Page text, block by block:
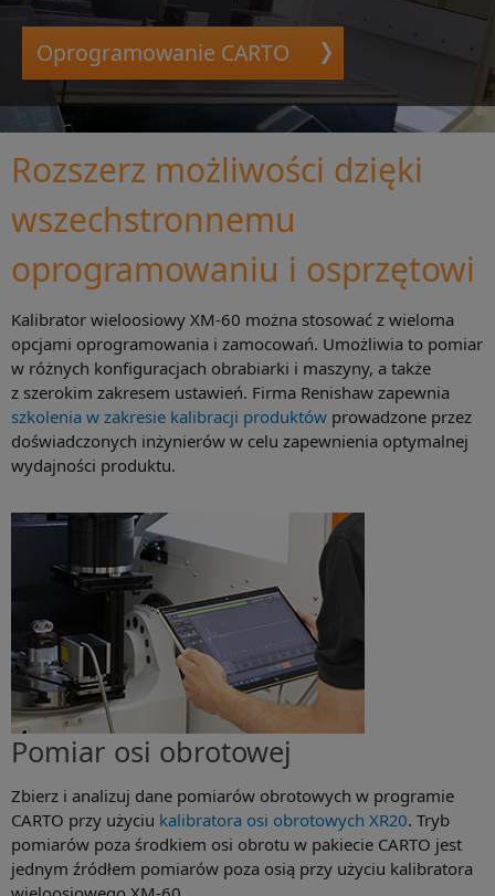
Oprogramowanie CARTO
Rozszerz możliwości dzięki
wszechstronnemu
oprogramowaniu i osprzętowi
Kalibrator wieloosiowy XM-60 można stosować z wieloma
opcjami oprogramowania i zamocowań. Umożliwia to pomiar
w różnych konfiguracjach obrabiarki i maszyny, a także
z szerokim zakresem ustawień. Firma Renishaw zapewnia
szkolenia w zakresie kalibracji produktów prowadzone przez
doświadczonych inżynierów w celu zapewnienia optymalnej
wydajności produktu.
Pomiar osi obrotowej
Zbierz i analizuj dane pomiarów obrotowych w programie
CARTO przy użyciu kalibratora osi obrotowych XR20. Tryb
pomiarów poza środkiem osi obrotu w pakiecie CARTO jest
jednym źródłem pomiarów poza osią przy użyciu kalibratora